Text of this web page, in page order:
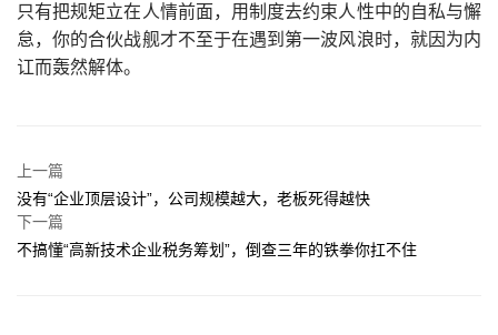
只有把规矩立在人情前面，用制度去约束人性中的自私与懈
怠，你的合伙战舰才不至于在遇到第一波风浪时，就因为内
讧而轰然解体。
上一篇
没有“企业顶层设计”，公司规模越大，老板死得越快
下一篇
不搞懂“高新技术企业税务筹划”，倒查三年的铁拳你扛不住